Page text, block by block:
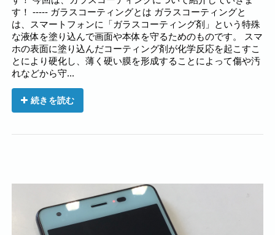
す！ ----- ガラスコーティングとは ガラスコーティングと
は、スマートフォンに「ガラスコーティング剤」という特殊
な液体を塗り込んで画面や本体を守るためのものです。 スマ
ホの表面に塗り込んだコーティング剤が化学反応を起こすこ
とにより硬化し、薄く硬い膜を形成することによって傷や汚
れなどから守...
続きを読む